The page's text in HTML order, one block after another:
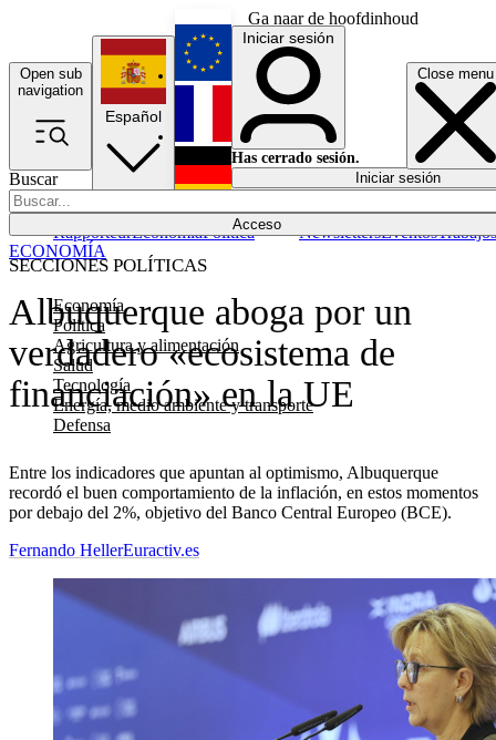
Ga naar de hoofdinhoud
Open sub
navigation
Close menu
Buscar
Acceso
SECCIONES POLÍTICAS
Economía
Política
Agricultura y alimentación
Salud
Tecnología
Energía, medio ambiente y transporte
Defensa
RapporteurEconomíaPolítica NewslettersEventosTrabajos
Español
English
Français
Iniciar sesión
Has cerrado sesión.
Iniciar sesión
Albuquerque aboga por un
verdadero «ecosistema de
financiación» en la UE
Entre los indicadores que apuntan al optimismo, Albuquerque
recordó el buen comportamiento de la inflación, en estos momentos
por debajo del 2%, objetivo del Banco Central Europeo (BCE).
ECONOMÍA
Fernando HellerEuractiv.es